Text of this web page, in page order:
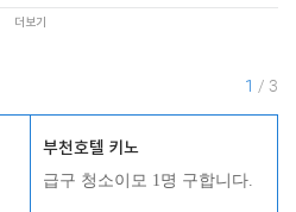
더보기
1 / 3
부천호텔 키노
급구 청소이모 1명 구합니다.